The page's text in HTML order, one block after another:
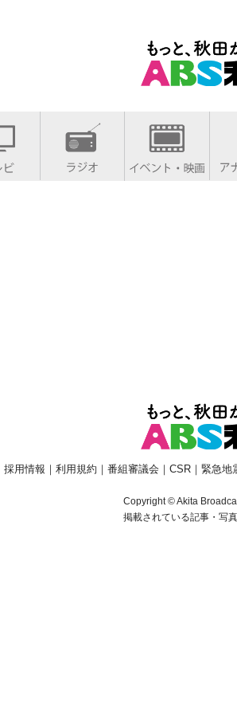
採用情報 ｜ 利用規約 ｜ 番組審議会 ｜ CSR｜ 緊急地
Copyright © Akita
掲載されている記事・写